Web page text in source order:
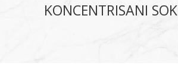
KONCENTRISANI SOK